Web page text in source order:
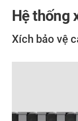
Hệ thống
Xích bảo vệ